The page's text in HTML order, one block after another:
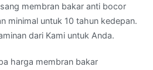
membran bakar anti bocor
minimal untuk 10 tahun kedepan.
dari Kami untuk Anda.
harga membran bakar